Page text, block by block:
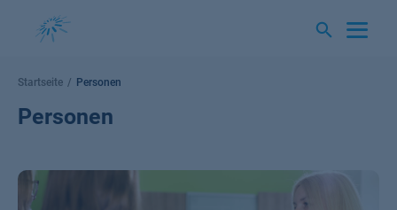
Startseite Personen
Personen